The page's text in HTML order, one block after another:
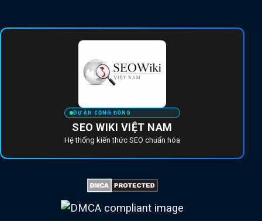
DỰ ÁN CỘNG ĐỒNG
SEO WIKI VIỆT NAM
Hệ thống kiến thức SEO chuẩn hóa